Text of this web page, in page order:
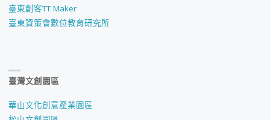
臺東創客TT Maker
臺東資策會數位教育研究所
臺灣文創園區
華山文化創意產業園區